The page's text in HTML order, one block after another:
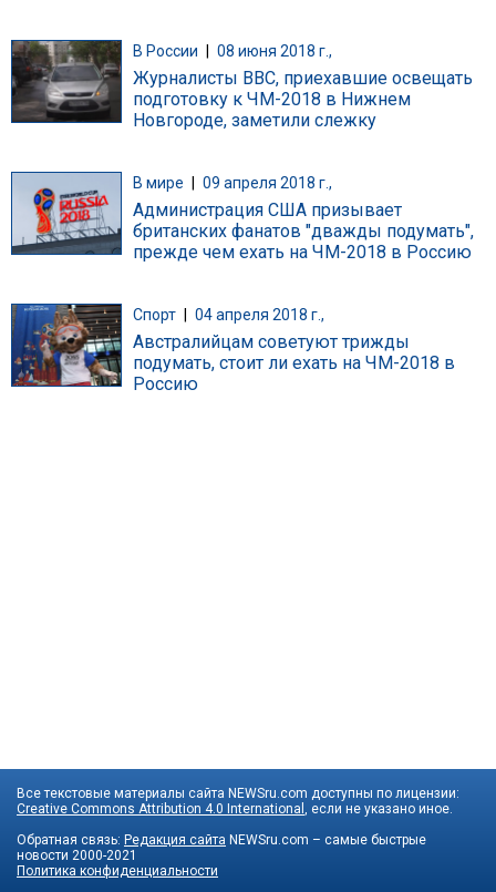
В России 08 июня 2018 г.,
Журналисты ВВС, приехавшие освещать
подготовку к ЧМ-2018 в Нижнем
Новгороде, заметили слежку
В мире 09 апреля 2018 г.,
Администрация США призывает
британских фанатов "дважды подумать",
прежде чем ехать на ЧМ-2018 в Россию
Спорт 04 апреля 2018 г.,
Австралийцам советуют трижды
подумать, стоит ли ехать на ЧМ-2018 в
Россию
Все текстовые материалы сайта NEWSru.com доступны по лицензии:
Creative Commons Attribution 4.0 International
, если не указано иное.
Обратная связь: Редакция сайта NEWSru.com – самые быстрые
новости 2000-2021
Политика конфиденциальности